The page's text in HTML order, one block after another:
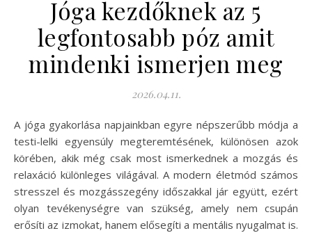
Jóga kezdőknek az 5
legfontosabb póz amit
mindenki ismerjen meg
2026.04.11.
A jóga gyakorlása napjainkban egyre népszerűbb módja a
testi-lelki egyensúly megteremtésének, különösen azok
körében, akik még csak most ismerkednek a mozgás és
relaxáció különleges világával. A modern életmód számos
stresszel és mozgásszegény időszakkal jár együtt, ezért
olyan tevékenységre van szükség, amely nem csupán
erősíti az izmokat, hanem elősegíti a mentális nyugalmat is.